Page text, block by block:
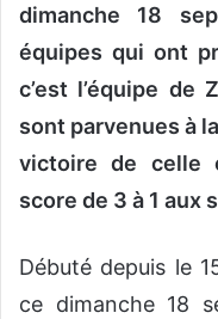
dimanche 18
équipes qui ont
c’est l’équipe de
sont parvenues à
victoire de celle
score de 3 à 1 aux
Débuté depuis le
ce dimanche 18